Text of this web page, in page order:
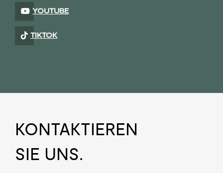
YOUTUBE
TIKTOK
KON­TAKTIEREN
SIE UNS.